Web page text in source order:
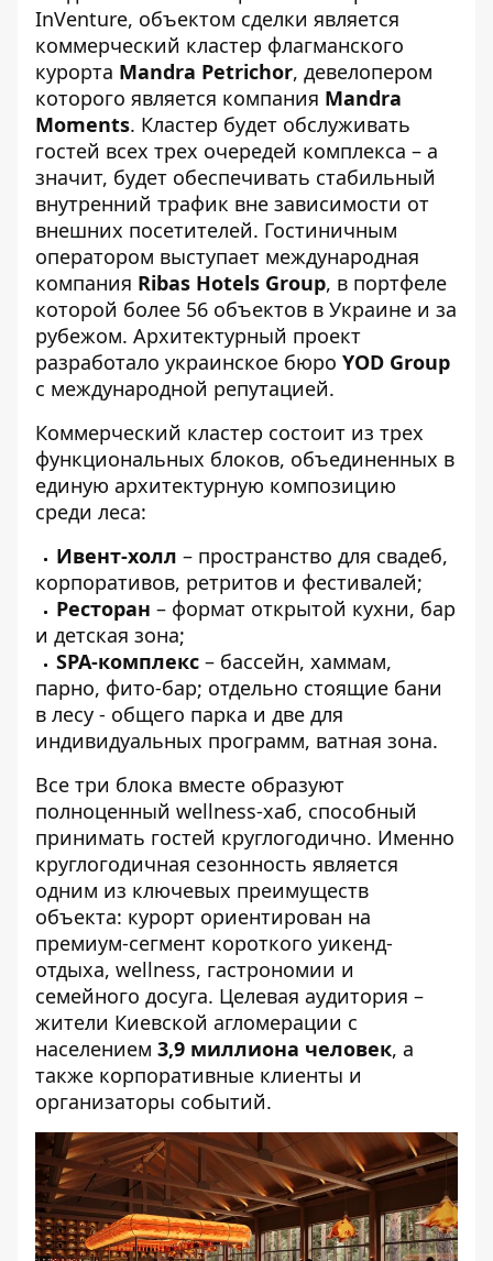
InVenture, объектом сделки является
коммерческий кластер флагманского
курорта Mandra Petrichor, девелопером
которого является компания Mandra
Moments. Кластер будет обслуживать
гостей всех трех очередей комплекса – а
значит, будет обеспечивать стабильный
внутренний трафик вне зависимости от
внешних посетителей. Гостиничным
оператором выступает международная
компания Ribas Hotels Group, в портфеле
которой более 56 объектов в Украине и за
рубежом. Архитектурный проект
разработало украинское бюро YOD Group
с международной репутацией.
Коммерческий кластер состоит из трех
функциональных блоков, объединенных в
единую архитектурную композицию
среди леса:
Ивент-холл – пространство для свадеб,
корпоративов, ретритов и фестивалей;
Ресторан – формат открытой кухни, бар
и детская зона;
SPA-комплекс – бассейн, хаммам,
парно, фито-бар; отдельно стоящие бани
в лесу - общего парка и две для
индивидуальных программ, ватная зона.
Все три блока вместе образуют
полноценный wellness-хаб, способный
принимать гостей круглогодично. Именно
круглогодичная сезонность является
одним из ключевых преимуществ
объекта: курорт ориентирован на
премиум-сегмент короткого уикенд-
отдыха, wellness, гастрономии и
семейного досуга. Целевая аудитория –
жители Киевской агломерации с
населением 3,9 миллиона человек, а
также корпоративные клиенты и
организаторы событий.